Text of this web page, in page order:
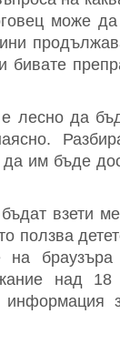
може
бивате
лесно да
да им бъде
взети
ползва
на
над 18